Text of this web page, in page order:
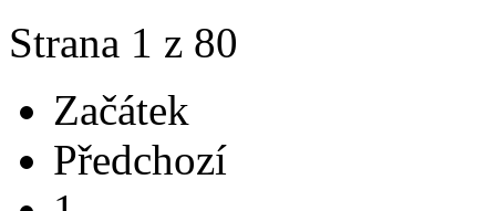
Strana 1 z 80
Začátek
Předchozí